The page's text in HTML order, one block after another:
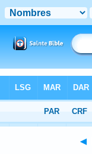
Chapitre 25> Verset 17
◄